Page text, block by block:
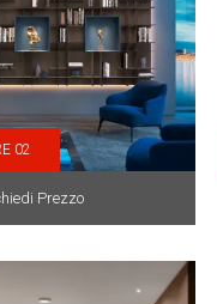
02
Prezzo